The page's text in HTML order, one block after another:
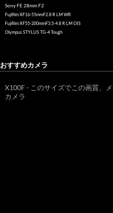
Sony FE 28mm F2
Fujifilm XF16-55mmF2.8 R LM WR
Fujifilm XF55-200mmF3.5-4.8 R LM OIS
Olympus STYLUS TG-4 Tough
おすすめカメラ
X100F - このサイズでこの画質、
カメラ